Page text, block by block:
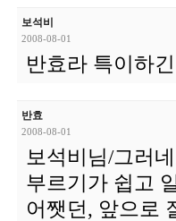
보석비
2008-08-01
반효라 특이하
반효
2008-08-01
보석비님/그러
부르기가 쉽고
어쨋던, 앞으로